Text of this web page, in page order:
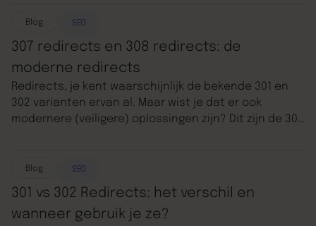
allemaal werkt en waarom die technische kant zo
belangrijk is. Geen zorgen, we houden het begrijpelijk
(en misschien zelfs een beetje leuk). Wil je eerst
weten hoe redirects werken en wanneer je welke
gebruikt? Check dan onze blog: wat is een redirect
Blog SEO
307 redirects en 308 redirects: de
moderne redirects
Redirects, je kent waarschijnlijk de bekende 301 en
302 varianten ervan al. Maar wist je dat er ook
modernere (veiligere) oplossingen zijn? Dit zijn de 307
tekortschieten. In deze blog leggen we uit waarom
deze varianten zijn ontwikkeld, wat ze uniek maakt en
wanneer je ze gebruikt. Benieuwd naar de basis?
Check eerst onze blog over 301 en 302 redirects
Blog SEO
301 vs 302 Redirects: het verschil en
wanneer gebruik je ze?